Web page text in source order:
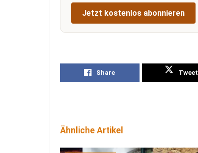
Jetzt kostenlos abonnieren
Share Tweet
Ähnliche Artikel